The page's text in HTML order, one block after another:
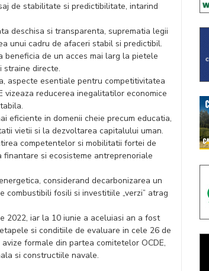
de stabilitate si predictibilitate, intarind
deschisa si transparenta, suprematia legii
unui cadru de afaceri stabil si predictibil.
beneficia de un acces mai larg la pietele
straine directe.
aspecte esentiale pentru competitivitatea
vizeaza reducerea inegalitatilor economice
eficiente in domenii cheie precum educatia,
vietii si la dezvoltarea capitalului uman.
competentelor si mobilitatii fortei de
finantare si ecosisteme antreprenoriale
considerand decarbonizarea un
fosili si investitiile „verzi” atrag
2022, iar la 10 iunie a aceluiasi an a fost
si conditiile de evaluare in cele 26 de
formale din partea comitetelor OCDE,
si constructiile navale.